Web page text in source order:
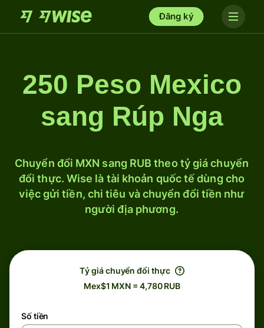
Đăng ký
250 Peso Mexico
sang Rúp Nga
Chuyển đổi MXN sang RUB theo tỷ giá chuyển
đổi thực. Wise là tài khoản quốc tế dùng cho
việc gửi tiền, chi tiêu và chuyển đổi tiền như
người địa phương.
Tỷ giá chuyển đổi thực
Mex$1 MXN = 4,780 RUB
Số tiền